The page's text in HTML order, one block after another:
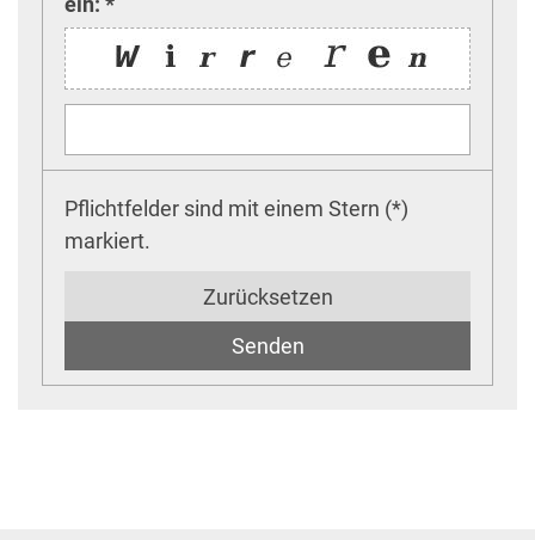
Pflichtfelder sind mit einem Stern (*)
markiert.
Zurücksetzen